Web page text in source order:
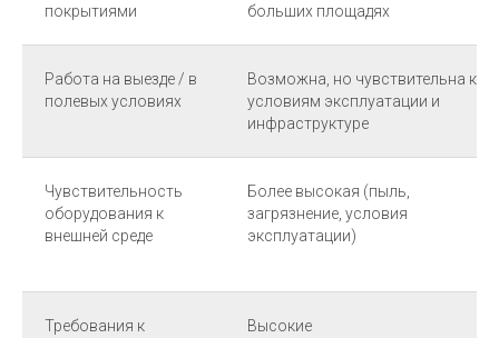
покрытиями
больших площадях
Работа на выезде / в
полевых условиях
Возможна, но чувствительна к
условиям эксплуатации и
инфраструктуре
Чувствительность
оборудования к
внешней среде
Более высокая (пыль,
загрязнение, условия
эксплуатации)
Требования к
Высокие